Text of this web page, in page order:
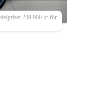
239 900 kr för